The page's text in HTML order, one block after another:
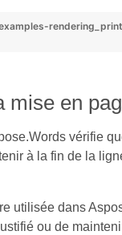
mise en
vérifie
à la fin de la
utilisée dans
ou de